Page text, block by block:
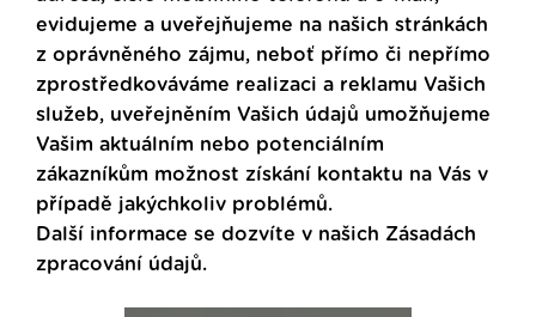
evidujeme a uveřejňujeme na našich stránkách
z oprávněného zájmu, neboť přímo či nepřímo
zprostředkováváme realizaci a reklamu Vašich
služeb, uveřejněním Vašich údajů umožňujeme
Vašim aktuálním nebo potenciálním
zákazníkům možnost získání kontaktu na Vás v
případě jakýchkoliv problémů.
Další informace se dozvíte v našich Zásadách
zpracování údajů.